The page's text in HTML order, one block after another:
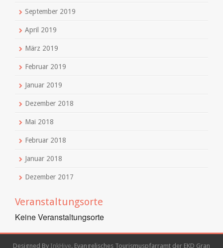
September 2019
April 2019
März 2019
Februar 2019
Januar 2019
Dezember 2018
Mai 2018
Februar 2018
Januar 2018
Dezember 2017
Veranstaltungsorte
Keine Veranstaltungsorte
Designed By InkHive. Evangelisches Tourismuspfarramt der EKD Gran